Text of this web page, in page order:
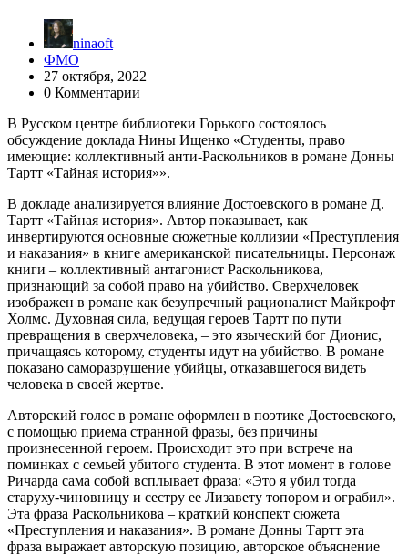
ninaoft
ФМО
27 октября, 2022
0 Комментарии
В Русском центре библиотеки Горького состоялось
обсуждение доклада Нины Ищенко «Студенты, право
имеющие: коллективный анти-Раскольников в романе Донны
Тартт «Тайная история»».
В докладе анализируется влияние Достоевского в романе Д.
Тартт «Тайная история». Автор показывает, как
инвертируются основные сюжетные коллизии «Преступления
и наказания» в книге американской писательницы. Персонаж
книги – коллективный антагонист Раскольникова,
признающий за собой право на убийство. Сверхчеловек
изображен в романе как безупречный рационалист Майкрофт
Холмс. Духовная сила, ведущая героев Тартт по пути
превращения в сверхчеловека, – это языческий бог Дионис,
причащаясь которому, студенты идут на убийство. В романе
показано саморазрушение убийцы, отказавшегося видеть
человека в своей жертве.
Авторский голос в романе оформлен в поэтике Достоевского,
с помощью приема странной фразы, без причины
произнесенной героем. Происходит это при встрече на
поминках с семьей убитого студента. В этот момент в голове
Ричарда сама собой всплывает фраза: «Это я убил тогда
старуху-чиновницу и сестру ее Лизавету топором и ограбил».
Эта фраза Раскольникова – краткий конспект сюжета
«Преступления и наказания». В романе Донны Тартт эта
фраза выражает авторскую позицию, авторское объяснение